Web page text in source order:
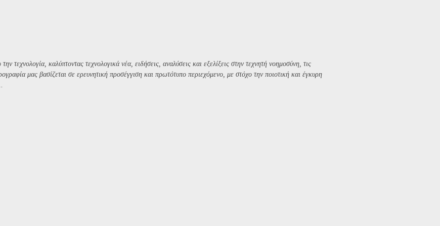
τεχνολογία, καλύπτοντας τεχνολογικά νέα, ειδήσεις, αναλύσεις και εξελίξεις στην τεχνητή νοημοσύνη, τις
μας βασίζεται σε ερευνητική προσέγγιση και πρωτότυπο περιεχόμενο, με στόχο την ποιοτική και έγκυρη